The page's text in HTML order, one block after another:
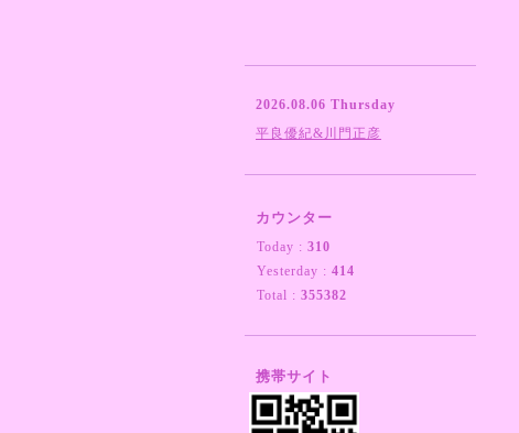
2026.08.06 Thursday
平良優紀&川門正彦
カウンター
Today : 310
Yesterday : 414
Total : 355382
携帯サイト